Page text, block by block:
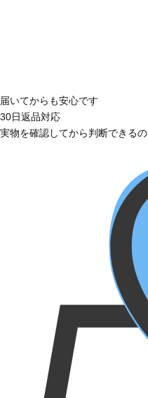
届いてからも安心です
30日返品対応
実物を確認してから判断できる